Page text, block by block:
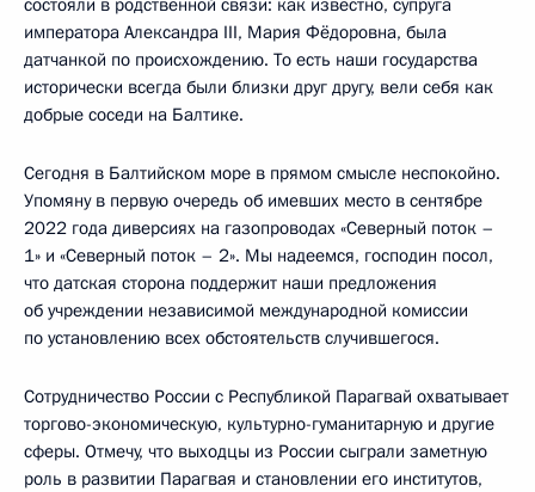
императора Александра III, Мария Фёдоровна, была
датчанкой по происхождению. То есть наши государства
исторически всегда были близки друг другу, вели себя как
добрые соседи на Балтике.
Сегодня в Балтийском море в прямом смысле неспокойно.
Упомяну в первую очередь об имевших место в сентябре
2022 года диверсиях на газопроводах «Северный поток –
1» и «Северный поток – 2». Мы надеемся, господин посол,
что датская сторона поддержит наши предложения
об учреждении независимой международной комиссии
по установлению всех обстоятельств случившегося.
Сотрудничество России с Республикой Парагвай охватывает
торгово-экономическую, культурно-гуманитарную и другие
сферы. Отмечу, что выходцы из России сыграли заметную
роль в развитии Парагвая и становлении его институтов,